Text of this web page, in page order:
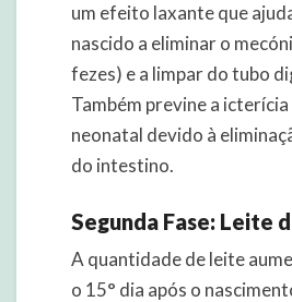
um efeito laxante que
nascido a eliminar o
fezes) e a limpar do tubo
Também previne a icterícia
neonatal devido à
do intestino.
Segunda Fase: Leite
A quantidade de leite
o 15° dia após o